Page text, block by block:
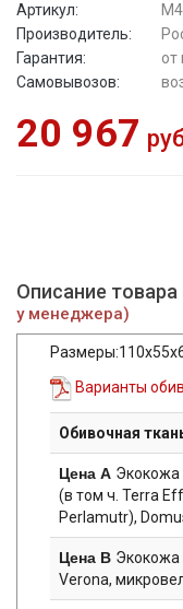
Артикул:
Производитель:
Гарантия:
от
Самовывозов:
20 967
Описание товара
у менеджера)
Варианты
Обивочная
Цена А Экокожа
(в том ч. Terra
Perlamutr),
Цена B Экокожа
Verona,